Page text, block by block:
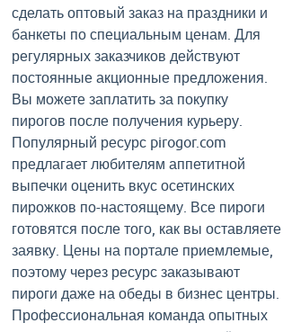
сделать оптовый заказ на праздники и
банкеты по специальным ценам. Для
регулярных заказчиков действуют
постоянные акционные предложения.
Вы можете заплатить за покупку
пирогов после получения курьеру.
Популярный ресурс pirogor.com
предлагает любителям аппетитной
выпечки оценить вкус осетинских
пирожков по-настоящему. Все пироги
готовятся после того, как вы оставляете
заявку. Цены на портале приемлемые,
поэтому через ресурс заказывают
пироги даже на обеды в бизнес центры.
Профессиональная команда опытных